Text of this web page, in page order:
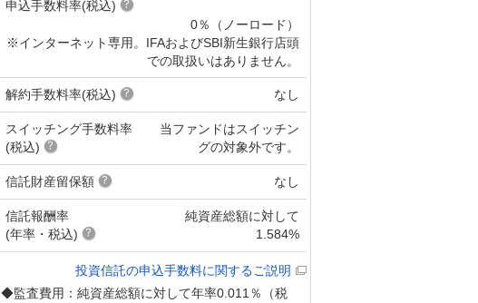
申込手数料率(税込)
0％（ノーロード）
※インターネット専用。IFAおよびSBI新生銀行店頭
での取扱いはありません。
解約手数料率(税込) なし
スイッチング手数料率
(税込)
当ファンドはスイッチン
グの対象外です。
信託財産留保額 なし
信託報酬率
(年率・税込)
純資産総額に対して
1.584%
投資信託の申込手数料に関するご説明
◆監査費用：純資産総額に対して年率0.011％（税